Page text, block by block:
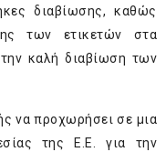
διαβίωσης, καθώς
των ετικετών στα
καλή διαβίωση των
να προχωρήσει σε μια
της Ε.Ε. για την